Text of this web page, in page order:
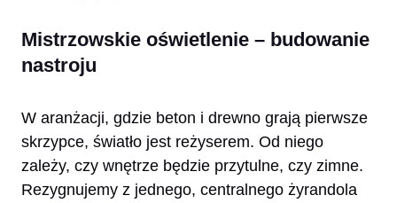
Mistrzowskie oświetlenie – budowanie
nastroju
W aranżacji, gdzie beton i drewno grają pierwsze
skrzypce, światło jest reżyserem. Od niego
zależy, czy wnętrze będzie przytulne, czy zimne.
Rezygnujemy z jednego, centralnego żyrandola